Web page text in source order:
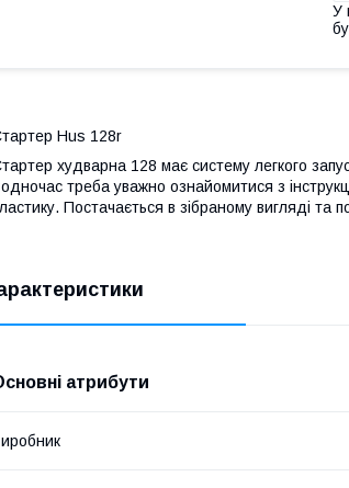
У
Hus 128r
худварна 128 має систему легкого
треба уважно ознайомитися з
Постачається в зібраному вигляді
атрибути